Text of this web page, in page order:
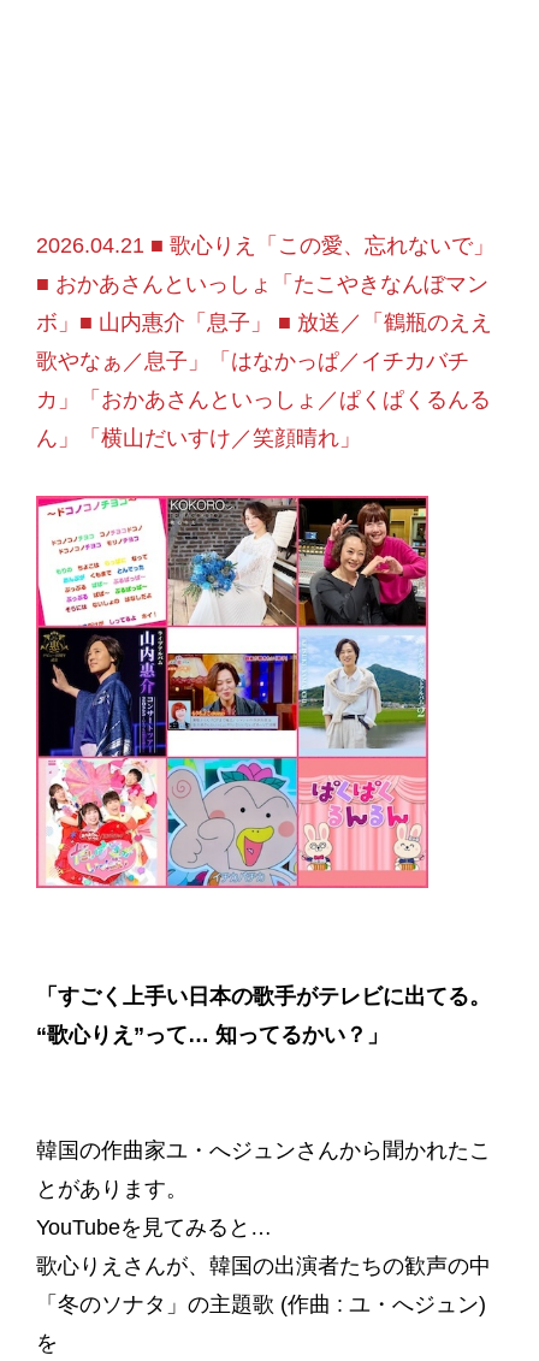
2026.04.21 ■ 歌心りえ「この愛、忘れないで」
■ おかあさんといっしょ「たこやきなんぼマン
ボ」■ 山内惠介「息子」 ■ 放送／「鶴瓶のええ
歌やなぁ／息子」「はなかっぱ／イチカバチ
カ」「おかあさんといっしょ／ぱくぱくるんる
ん」「横山だいすけ／笑顔晴れ」
「すごく上手い日本の歌手がテレビに出てる。
“歌心りえ”って… 知ってるかい？」
韓国の作曲家ユ・へジュンさんから聞かれたこ
とがあります。
YouTubeを見てみると…
歌心りえさんが、韓国の出演者たちの歓声の中
「冬のソナタ」の主題歌 (作曲 : ユ・へジュン)
を